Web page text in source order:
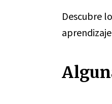
Descubre